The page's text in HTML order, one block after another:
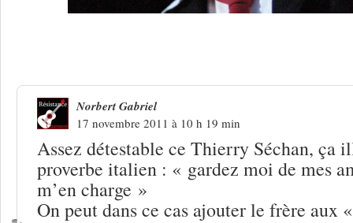
Norbert Gabriel
17 novembre 2011 à 10 h 19 min
Assez détestable ce Thierry Séchan, ça
proverbe italien : « gardez moi de mes
m’en charge »
On peut dans ce cas ajouter le frère